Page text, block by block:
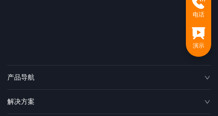
产品导航
解决方案
电话
演示